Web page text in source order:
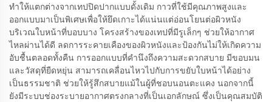
ทำให้แตกต่างจากเทปปิดปากแบบดั้งเดิม กาวที่ใช้มีคุณภาพสูงและ
ออกแบบมาเป็นพิเศษเพื่อให้ยึดเกาะได้แน่นแต่อ่อนโยนต่อผิวหนัง
บริเวณใบหน้าที่บอบบาง โครงสร้างของเทปที่มีรูเล็กๆ ช่วยให้อากาศ
ไหลผ่านได้ดี ลดการระคายเคืองของผิวหนังและป้องกันไม่ให้เกิดความ
อับชื้นตลอดทั้งคืน การออกแบบที่คำนึงถึงความสะดวกสบาย มีขอบมน
และวัสดุที่ยืดหยุ่น สามารถเคลื่อนไหวไปกับการขยับใบหน้าได้อย่าง
เป็นธรรมชาติ ช่วยให้รู้สึกสบายแม้ในผู้ที่ชอบนอนตะแคง นอกจากนี้
ยังมีระบบช่องระบายอากาศตรงกลางที่เป็นเอกลักษณ์ ซึ่งเป็นคุณสมบัติ